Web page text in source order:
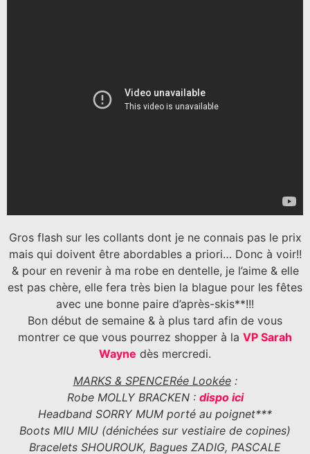
Gros flash sur les collants dont je ne connais pas le prix
mais qui doivent être abordables a priori… Donc à voir!!
& pour en revenir à ma robe en dentelle, je l’aime & elle
est pas chère, elle fera très bien la blague pour les fêtes
avec une bonne paire d’après-skis**!!!
Bon début de semaine & à plus tard afin de vous
montrer ce que vous pourrez shopper à la VP Sarah
Wayne dès mercredi.
MARKS & SPENCERée Lookée:
Robe MOLLY BRACKEN : dispo ici
Headband SORRY MUM porté au poignet***
Boots MIU MIU (dénichées sur vestiaire de copines)
Bracelets SHOUROUK, Bagues ZADIG, PASCALE